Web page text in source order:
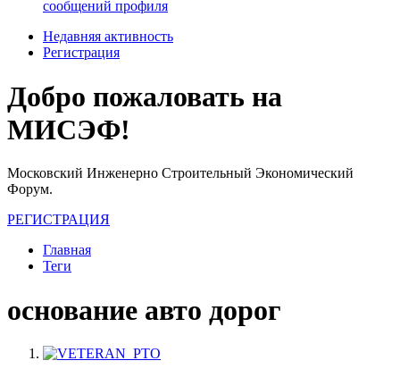
сообщений профиля
Недавняя активность
Регистрация
Добро пожаловать на
МИСЭФ!
Московский Инженерно Строительный Экономический
Форум.
РЕГИСТРАЦИЯ
Главная
Теги
основание авто дорог